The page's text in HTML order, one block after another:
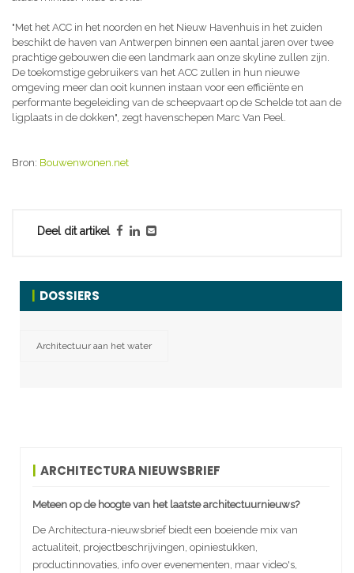
"Met het ACC in het noorden en het Nieuw Havenhuis in het zuiden
beschikt de haven van Antwerpen binnen een aantal jaren over twee
prachtige gebouwen die een landmark aan onze skyline zullen zijn.
De toekomstige gebruikers van het ACC zullen in hun nieuwe
omgeving meer dan ooit kunnen instaan voor een efficiënte en
performante begeleiding van de scheepvaart op de Schelde tot aan de
ligplaats in de dokken", zegt havenschepen Marc Van Peel.
Bron: Bouwenwonen.net
Deel dit artikel
DOSSIERS
Architectuur aan het water
ARCHITECTURA NIEUWSBRIEF
Meteen op de hoogte van het laatste architectuurnieuws?
De Architectura-nieuwsbrief biedt een boeiende mix van
actualiteit, projectbeschrijvingen, opiniestukken,
productinnovaties, info over evenementen, maar video's,